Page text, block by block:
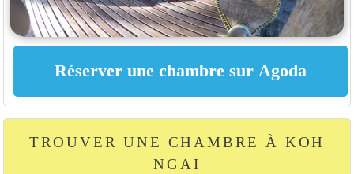
TROUVER UNE CHAMBRE À KOH
NGAI